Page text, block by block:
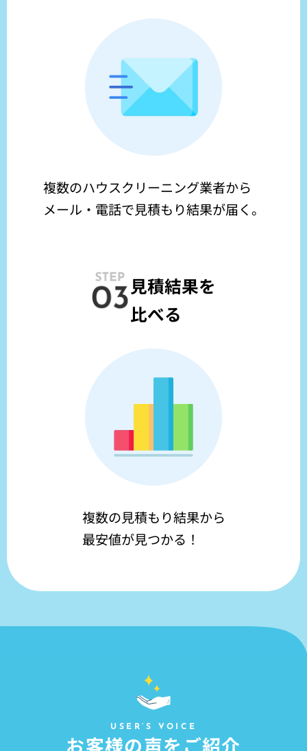
複数のハウスクリーニング業者から
メール・電話で見積もり結果が届く。
見積結果を
比べる
複数の見積もり結果から
最安値が見つかる！
USER’S VOICE
お客様の声を ご紹介